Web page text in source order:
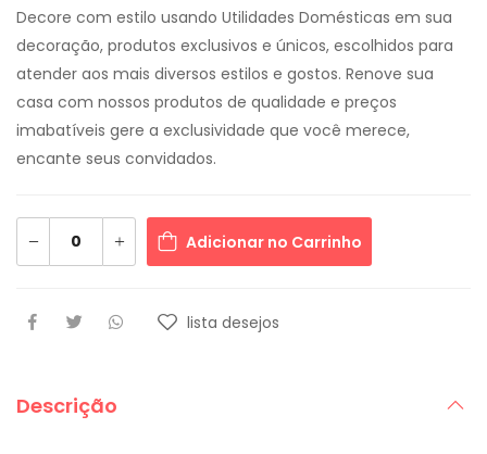
Decore com estilo usando Utilidades Domésticas em sua
decoração, produtos exclusivos e únicos, escolhidos para
atender aos mais diversos estilos e gostos. Renove sua
casa com nossos produtos de qualidade e preços
imabatíveis gere a exclusividade que você merece,
encante seus convidados.
Adicionar no Carrinho
lista desejos
Descrição